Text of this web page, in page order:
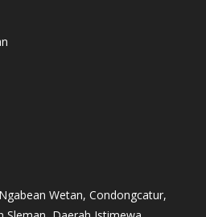
Wetan, Condongcatur,